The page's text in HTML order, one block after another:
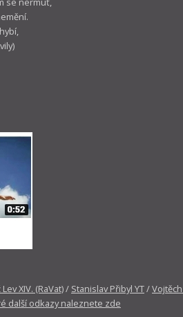
XIV. (RaVat)/ Stanislav Přibyl YT/
další odkazy naleznete zde